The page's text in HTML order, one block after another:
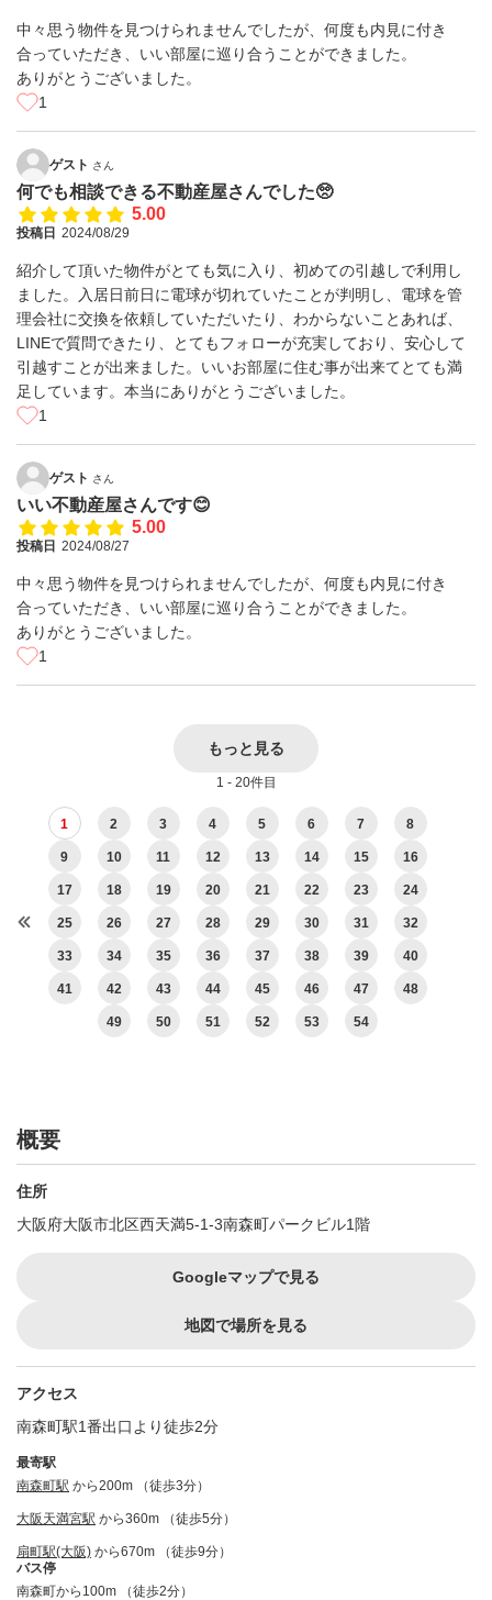
中々思う物件を見つけられませんでしたが、何度も内見に付き
合っていただき、いい部屋に巡り合うことができました。
ありがとうございました。
1
ゲスト さん
何でも相談できる不動産屋さんでした🥺
5.00
投稿日 2024/08/29
紹介して頂いた物件がとても気に入り、初めての引越しで利用し
ました。入居日前日に電球が切れていたことが判明し、電球を管
理会社に交換を依頼していただいたり、わからないことあれば、
LINEで質問できたり、とてもフォローが充実しており、安心して
引越すことが出来ました。いいお部屋に住む事が出来てとても満
足しています。本当にありがとうございました。
1
ゲスト さん
いい不動産屋さんです😊
5.00
投稿日 2024/08/27
中々思う物件を見つけられませんでしたが、何度も内見に付き
合っていただき、いい部屋に巡り合うことができました。
ありがとうございました。
1
もっと見る
1 - 20件目
1 2 3 4 5 6 7 8
9 10 11 12 13 14 15 16
17 18 19 20 21 22 23 24
25 26 27 28 29 30 31 32
33 34 35 36 37 38 39 40
41 42 43 44 45 46 47 48
49 50 51 52 53 54
概要
住所
大阪府大阪市北区西天満5-1-3南森町パークビル1階
Googleマップで見る
地図で場所を見る
アクセス
南森町駅1番出口より徒歩2分
最寄駅
南森町駅 から200m （徒歩3分）
大阪天満宮駅 から360m （徒歩5分）
扇町駅(大阪) から670m （徒歩9分）
バス停
南森町から100m （徒歩2分）